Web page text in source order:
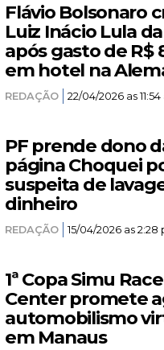
Flávio Bolsonaro
Luiz Inácio Lula
após gasto de R$
em hotel na
REDAÇÃO 22/04/2026 as
PF prende dono
página Choquei
suspeita de
dinheiro
REDAÇÃO 15/04/2026 as 2:28
1ª Copa Simu Race
Center promete
automobilismo
em Manaus